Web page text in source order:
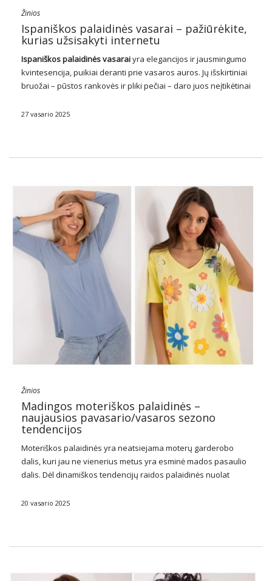
Žinios
Ispaniškos palaidinės vasarai – pažiūrėkite,
kurias užsisakyti internetu
Ispaniškospalaidinėsvasaraiyra elegancijos ir jausmingumo
kvintesencija, puikiai deranti prie vasaros auros. Jų išskirtiniai
bruožai – pūstos rankovės ir pliki pečiai – daro juos neįtikėtinai
moteriškos palaidinės
27 vasario 2025
Žinios
Madingos moteriškos palaidinės –
naujausios pavasario/vasaros sezono
tendencijos
Moteriškos palaidinės yra neatsiejama moterų garderobo
dalis, kuri jau ne vienerius metus yra esminė mados pasaulio
dalis. Dėl dinamiškos tendencijų raidos palaidinės nuolat
Šiandien madingos moteriškos palaidinės
20 vasario 2025